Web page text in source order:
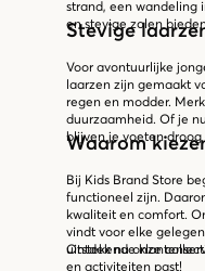
strand, een wandeling
en stevige zolen
Stevige
Voor avontuurlijke
laarzen zijn gemaakt
regen en modder.
duurzaamheid. Of je
blijven je voeten droog
Waarom
Bij Kids Brand Store
functioneel zijn.
kwaliteit en comfort.
vindt voor elke
uitstekende
Ontdek nu onze
en activiteiten past!